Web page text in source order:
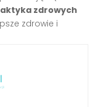
zdrowych
zdrowie i